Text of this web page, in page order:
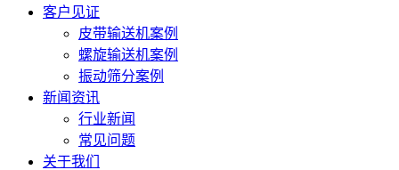
客户见证
皮带输送机案例
螺旋输送机案例
振动筛分案例
新闻资讯
行业新闻
常见问题
关于我们